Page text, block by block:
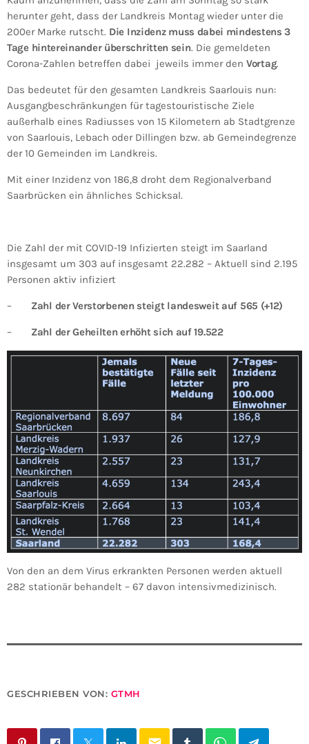
herunter geht, dass der Landkreis Montag wieder unter die
200er Marke rutscht. Die Inzidenz muss dabei mindestens 3
Tage hintereinander überschritten sein. Die gemeldeten
Corona-Zahlen betreffen dabei jeweils immer den Vortag.
Das bedeutet für den gesamten Landkreis Saarlouis nun:
Ausgangbeschränkungen für tagestouristische Ziele
außerhalb eines Radiusses von 15 Kilometern ab Stadtgrenze
von Saarlouis, Lebach oder Dillingen bzw. ab Gemeindegrenze
der 10 Gemeinden im Landkreis.
Mit einer Inzidenz von 186,8 droht dem Regionalverband
Saarbrücken ein ähnliches Schicksal.
Die Zahl der mit COVID-19 Infizierten steigt im Saarland
insgesamt um 303 auf insgesamt 22.282 – Aktuell sind 2.195
Personen aktiv infiziert
– Zahl der Verstorbenen steigt landesweit auf 565 (+12)
– Zahl der Geheilten erhöht sich auf 19.522
Von den an dem Virus erkrankten Personen werden aktuell
282 stationär behandelt – 67 davon intensivmedizinisch.
GESCHRIEBEN VON: GTMH